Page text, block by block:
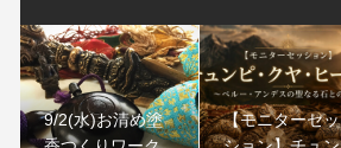
9/2(水)お清め塗
【モニターセッ